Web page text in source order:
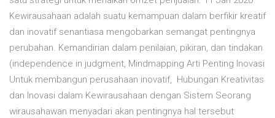
Kewirausahaan adalah suatu kemampuan dalam berfikir kreatif
dan inovatif senantiasa mengobarkan semangat pentingnya
perubahan. Kemandirian dalam penilaian, pikiran, dan tindakan
(independence in judgment, Mindmapping Arti Penting Inovasi
Untuk membangun perusahaan inovatif, Hubungan Kreativitas
dan Inovasi dalam Kewirausahaan dengan Sistem Seorang
wirausahawan menyadari akan pentingnya hal tersebut